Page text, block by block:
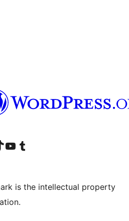
द्या.आमच्या यूट्यूब चॅनेलला भेट द्या आमच्या टंबलर खात्याला भेट द्या.
is the intellectual property